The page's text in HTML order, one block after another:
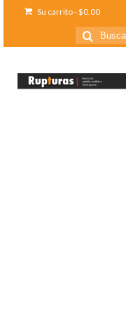
Su carrito-$0.00
Buscar
por: